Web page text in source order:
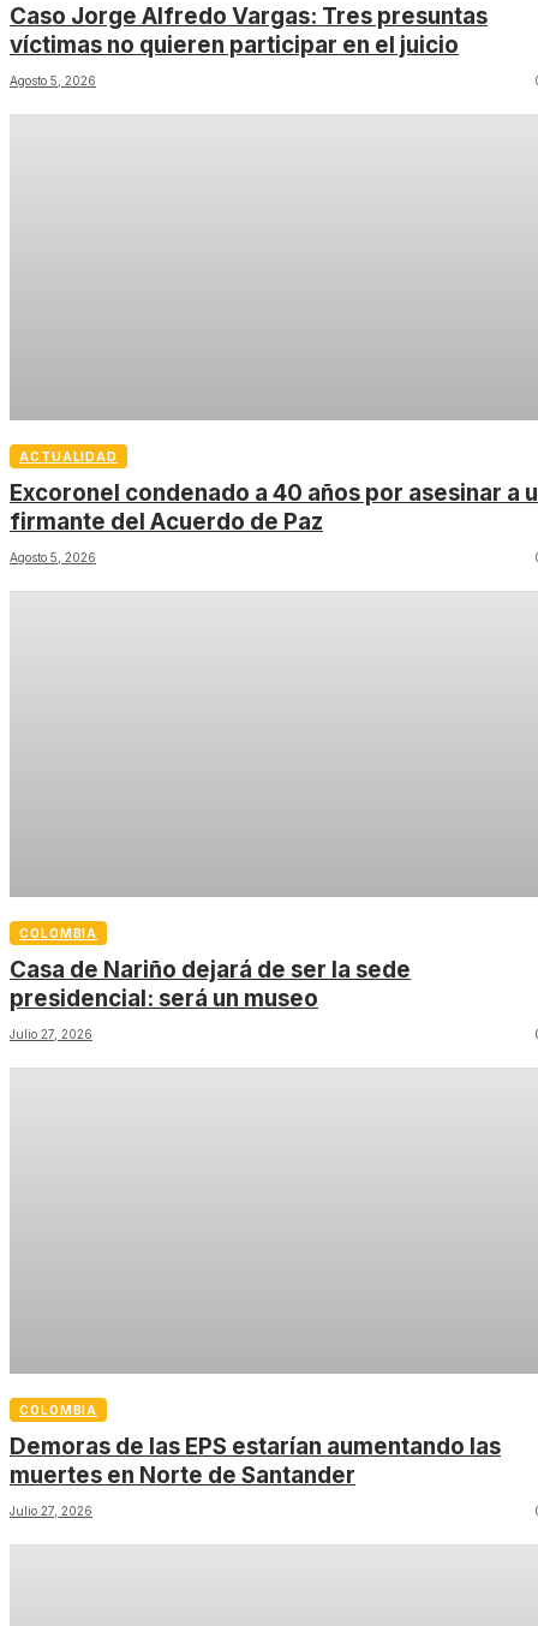
Caso Jorge Alfredo Vargas: Tres presuntas
víctimas no quieren participar en el juicio
Agosto 5, 2026
ACTUALIDAD
Excoronel condenado a 40 años por asesinar a
firmante del Acuerdo de Paz
Agosto 5, 2026
COLOMBIA
Casa de Nariño dejará de ser la sede
presidencial: será un museo
Julio 27, 2026
COLOMBIA
Demoras de las EPS estarían aumentando las
muertes en Norte de Santander
Julio 27, 2026